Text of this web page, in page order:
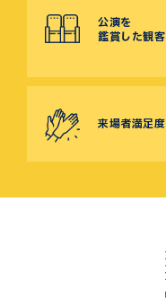
公演を
鑑賞した観客
来場者満足度